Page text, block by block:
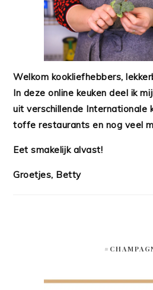
Welkom kookliefhebbers,
In deze online keuken deel ik
uit verschillende Internationale
toffe restaurants en nog veel
Eet smakelijk alvast!
Groetjes, Betty